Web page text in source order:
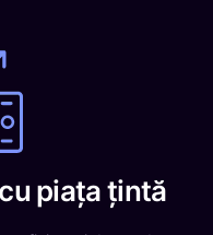
piața țintă